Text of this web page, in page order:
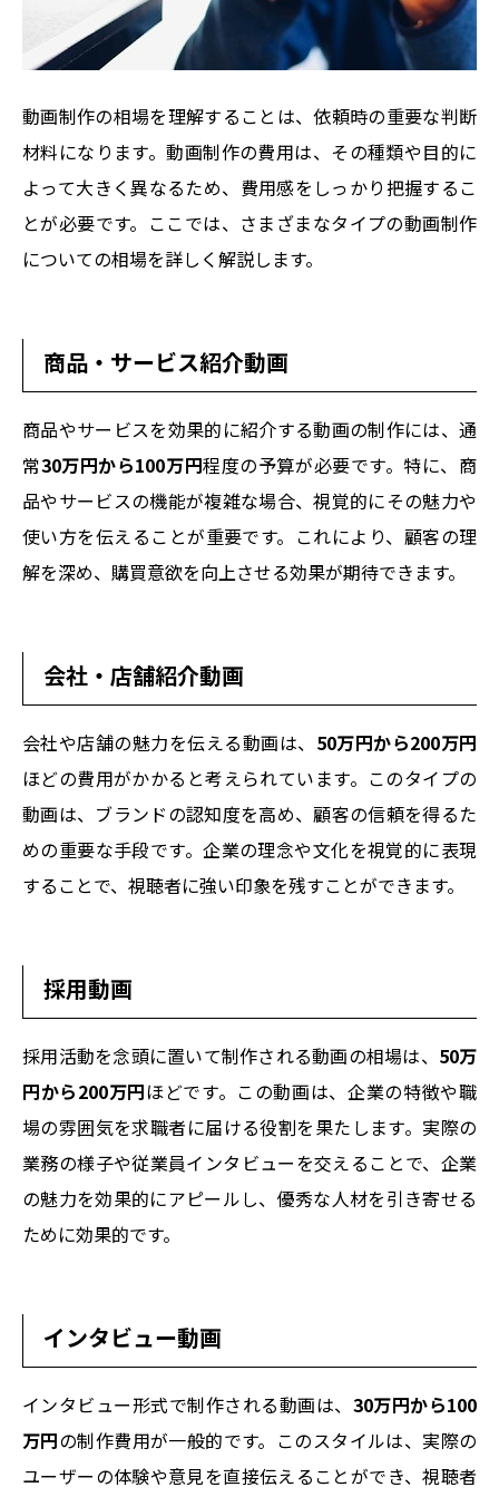
動画制作の相場を理解することは、依頼時の重要な判断
材料になります。動画制作の費用は、その種類や目的に
よって大きく異なるため、費用感をしっかり把握するこ
とが必要です。ここでは、さまざまなタイプの動画制作
についての相場を詳しく解説します。
商品・サービス紹介動画
商品やサービスを効果的に紹介する動画の制作には、通
常30万円から100万円程度の予算が必要です。特に、商
品やサービスの機能が複雑な場合、視覚的にその魅力や
使い方を伝えることが重要です。これにより、顧客の理
解を深め、購買意欲を向上させる効果が期待できます。
会社・店舗紹介動画
会社や店舗の魅力を伝える動画は、 50万円から200万円
ほどの費用がかかると考えられています。このタイプの
動画は、ブランドの認知度を高め、顧客の信頼を得るた
めの重要な手段です。企業の理念や文化を視覚的に表現
することで、視聴者に強い印象を残すことができます。
採用動画
採用活動を念頭に置いて制作される動画の相場は、 50万
円から200万円ほどです。この動画は、企業の特徴や職
場の雰囲気を求職者に届ける役割を果たします。実際の
業務の様子や従業員インタビューを交えることで、企業
の魅力を効果的にアピールし、優秀な人材を引き寄せる
ために効果的です。
インタビュー動画
インタビュー形式で制作される動画は、 30万円から100
万円の制作費用が一般的です。このスタイルは、実際の
ユーザーの体験や意見を直接伝えることができ、視聴者